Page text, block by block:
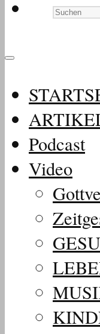
Podcast
Video